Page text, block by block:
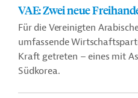
VAE: Zwei neue
Für die Vereinigten
umfassende
Kraft getreten – eines mit
Südkorea.